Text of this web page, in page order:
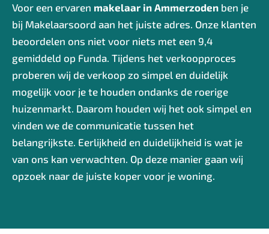
Voor een ervaren makelaar in Ammerzoden ben je
bij Makelaarsoord aan het juiste adres. Onze klanten
beoordelen ons niet voor niets met een 9,4
gemiddeld op Funda. Tijdens het verkoopproces
proberen wij de verkoop zo simpel en duidelijk
mogelijk voor je te houden ondanks de roerige
huizenmarkt. Daarom houden wij het ook simpel en
vinden we de communicatie tussen het
belangrijkste. Eerlijkheid en duidelijkheid is wat je
van ons kan verwachten. Op deze manier gaan wij
opzoek naar de juiste koper voor je woning.